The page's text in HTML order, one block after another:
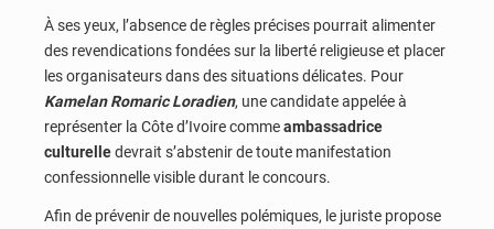
À ses yeux, l’absence de règles précises pourrait alimenter
des revendications fondées sur la liberté religieuse et placer
les organisateurs dans des situations délicates. Pour
Kamelan Romaric Loradien, une candidate appelée à
représenter la Côte d’Ivoire commeambassadrice
culturelledevrait s’abstenir de toute manifestation
confessionnelle visible durant le concours.
Afin de prévenir de nouvelles polémiques, le juriste propose